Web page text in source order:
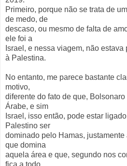
Primeiro, porque não se trata de
de medo, de
descaso, ou mesmo de falta de
ele foi a
Israel, e nessa viagem, não
à Palestina.
No entanto, me parece bastante
motivo,
diferente do fato de que,
Árabe, e sim
Israel, isso então, pode estar
Palestino ser
dominado pelo Hamas,
que domina
aquela área e que, segundo nos
fica a todo